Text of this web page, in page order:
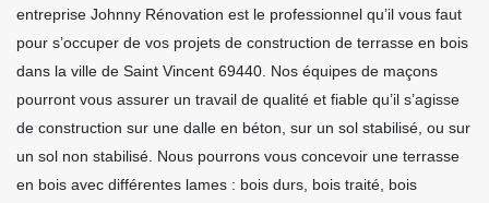
entreprise Johnny Rénovation est le professionnel qu’il vous faut
pour s’occuper de vos projets de construction de terrasse en bois
dans la ville de Saint Vincent 69440. Nos équipes de maçons
pourront vous assurer un travail de qualité et fiable qu’il s’agisse
de construction sur une dalle en béton, sur un sol stabilisé, ou sur
un sol non stabilisé. Nous pourrons vous concevoir une terrasse
en bois avec différentes lames : bois durs, bois traité, bois